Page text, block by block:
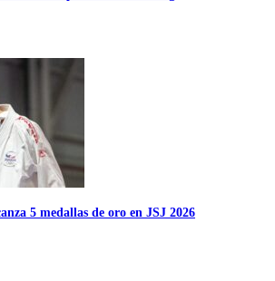
5 medallas de oro en JSJ 2026